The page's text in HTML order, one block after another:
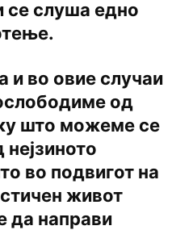
се слуша едно
и во овие случаи
од
што можеме се
во подвигот на
живот
да направи